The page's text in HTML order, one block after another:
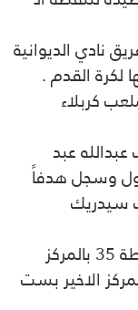
نادي الديوانية
كربلاء
عبد
الشوط الاول وسجل هدفاً
سيدريك
وبهذه النتيجة رفع الكهرباء رصيده للنقطة 35 بالمركز
الاخير بست